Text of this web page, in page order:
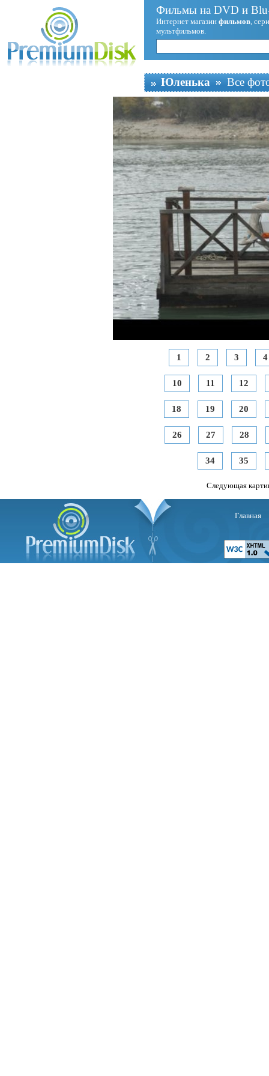
Фильмы на DVD и
Интернет магазин фильмов,
мультфильмов.
Юленька Все
1 2 3 4
10 11 12
18 19 20
26 27 28
34 35
Следующая
Главная